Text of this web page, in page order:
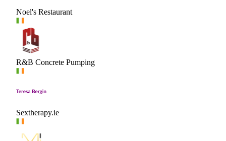
Noel's Restaurant
R&B Concrete Pumping
Sextherapy.ie